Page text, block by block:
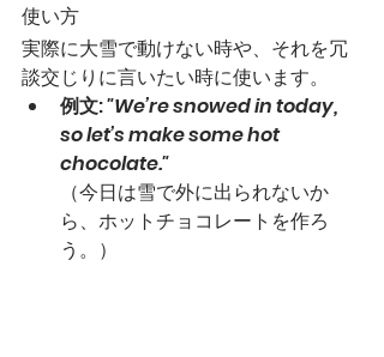
使い方
実際に大雪で動けない時や、それを冗
談交じりに言いたい時に使います。
例文: "We’re snowed in today,
so let’s make some hot
chocolate."
（今日は雪で外に出られないか
ら、ホットチョコレートを作ろ
う。）